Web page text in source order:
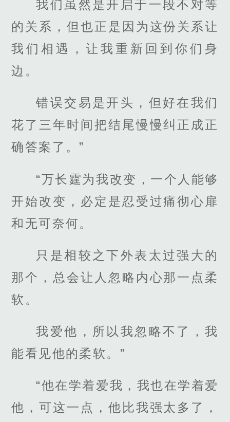
我们虽然是开启于一段不对等
的关系，但也正是因为这份关系让
我们相遇，让我重新回到你们身
边。
错误交易是开头，但好在我们
花了三年时间把结尾慢慢纠正成正
确答案了。”
“万长霆为我改变，一个人能够
开始改变，必定是忍受过痛彻心扉
和无可奈何。
只是相较之下外表太过强大的
那个，总会让人忽略内心那一点柔
软。
我爱他，所以我忽略不了，我
能看见他的柔软。”
“他在学着爱我，我也在学着爱
他，可这一点，他比我强太多了，